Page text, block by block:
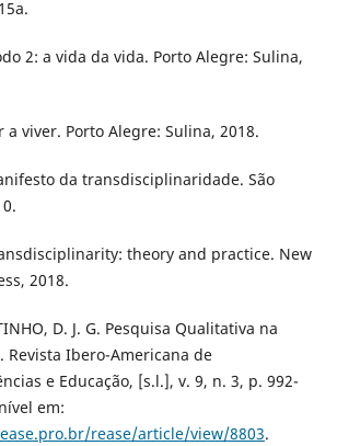
2: a vida da vida. Porto Alegre: Sulina,
a viver. Porto Alegre: Sulina, 2018.
da transdisciplinaridade. São
theory and practice. New
2018.
D. J. G. Pesquisa Qualitativa na
Revista Ibero-Americana de
e Educação, [s.l.], v. 9, n. 3, p. 992-
em:
rease/article/view/8803.